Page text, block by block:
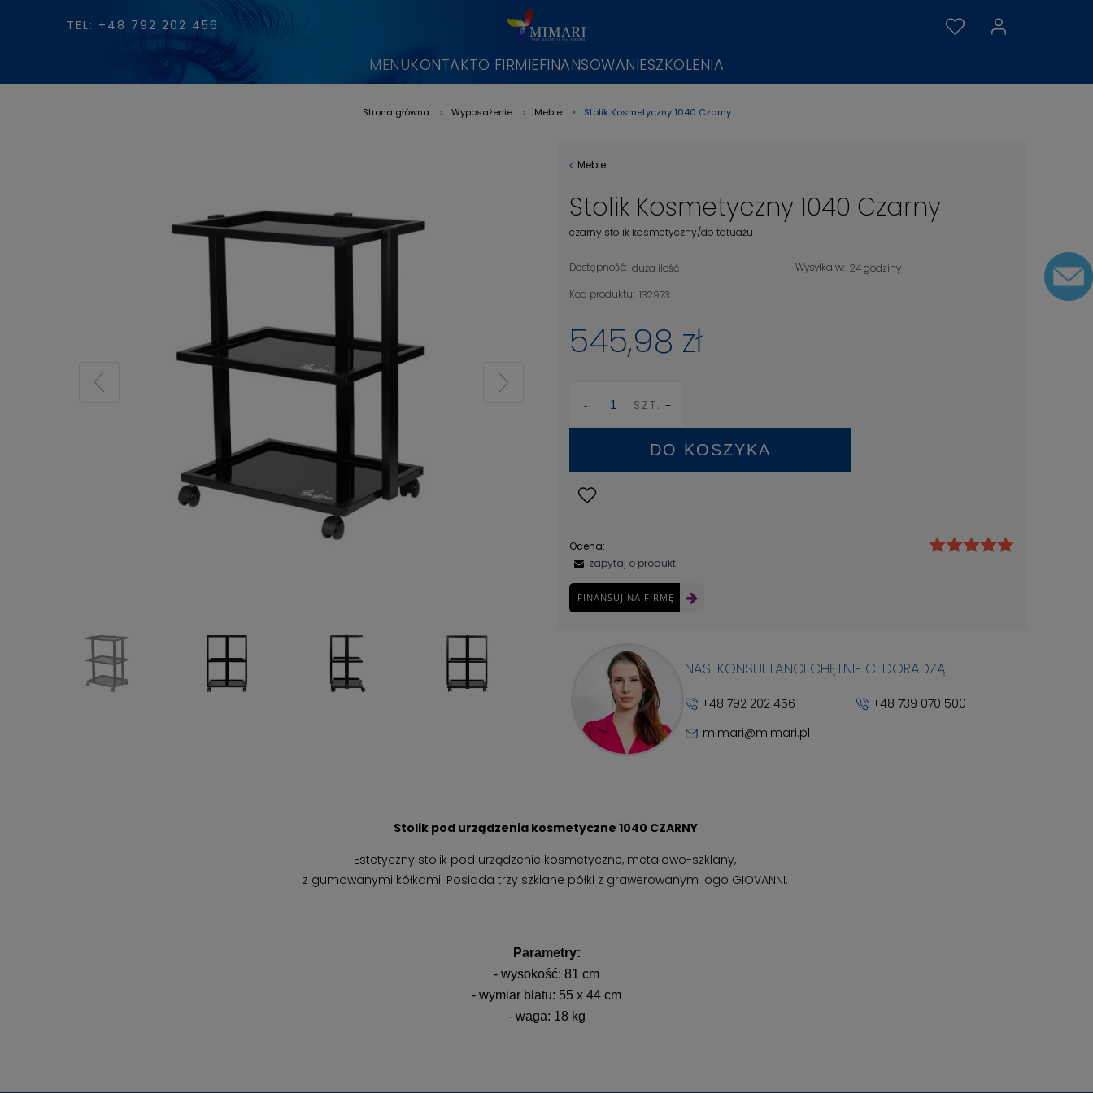
TEL: +48 792 202 456
MENUKONTAKTO FIRMIEFINANSOWANIESZKOLENIA
Strona główna Wyposażenie Meble Stolik Kosmetyczny 1040 Czarny
Meble
Stolik Kosmetyczny 1040 Czarny
czarny stolik kosmetyczny/do tatuażu
Dostępność: duża ilość Wysyłka w: 24 godziny
Kod produktu: 132973
545,98 zł
SZT.
DO KOSZYKA
Ocena:
zapytaj o produkt
FINANSUJ NA FIRMĘ
NASI KONSULTANCI CHĘTNIE CI DORADZĄ
+48 792 202 456
+48 739 070 500
mimari@mimari.pl
Stolik pod urządzenia kosmetyczne 1040 CZARNY
Estetyczny stolik pod urządzenie kosmetyczne, metalowo-szklany,
z gumowanymi kółkami. Posiada trzy szklane półki z grawerowanym logo GIOVANNI.
Parametry:
- wysokość: 81 cm
- wymiar blatu: 55 x 44 cm
- waga: 18 kg